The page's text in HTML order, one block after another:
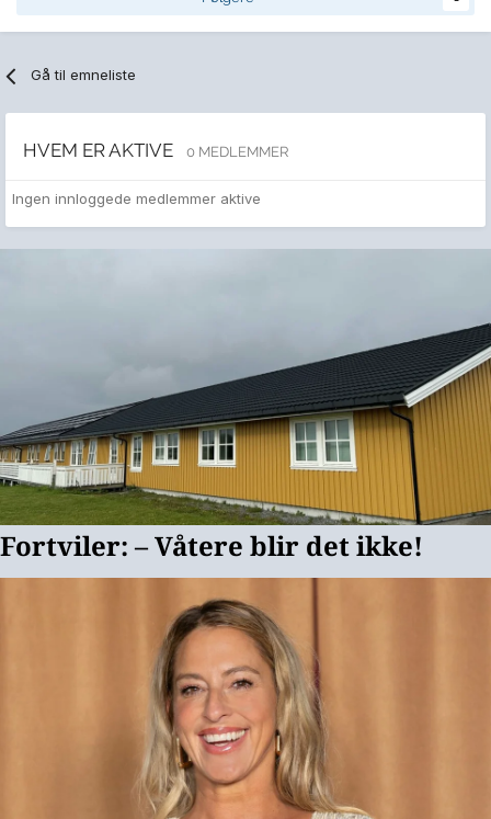
Gå til emneliste
HVEM ER AKTIVE 0 MEDLEMMER
Ingen innloggede medlemmer aktive